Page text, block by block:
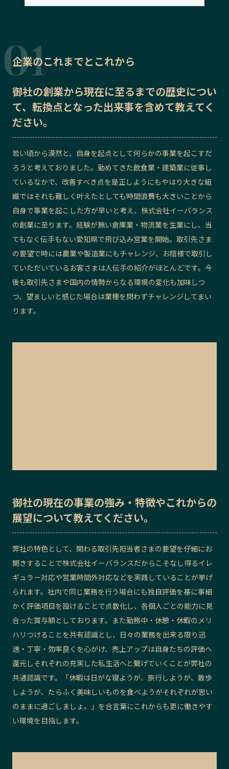
「人」から探す
記事ライター アンバサダー
お問い合わせ
企業のこれまでとこれから
御社の創業から現在に至るまでの歴史につい
て、転換点となった出来事を含めて教えてく
ださい。
若い頃から漠然と、自身を起点として何らかの事業を起こすだ
ろうと考えておりました。 勤めてきた飲食業・建築業に従事し
ているなかで、改善すべき点を是正しようにもやはり大きな組
織ではそれも難しく叶えたとしても時間浪費も大きいことから
自身で事業を起こした方が早いと考え、 株式会社イーバランス
の創業に至ります。経験が無い倉庫業・物流業を生業にし、当
てもなく伝手もない愛知県で飛び込み営業を開始。取引先さま
の要望で時には農業や製造業にもチャレンジ、お陰様で取引し
ていただいているお客さまは人伝手の紹介がほとんどです。今
後も取引先さまや国内の情勢からなる環境の変化も加味しつ
つ、望ましいと感じた場合は業種を問わずチャレンジしてまい
ります。
御社の現在の事業の強み・特徴やこれからの
展望について教えてください。
弊社の特色として、関わる取引先担当者さまの要望を仔細にお
聞きすることで株式会社イーバランスだからこそなし得るイレ
ギュラー対応や営業時間外対応などを実践していることが挙げ
られます。社内で同じ業務を行う場合にも独自評価を基に事細
かく評価項目を設けることで点数化し、各個人 ごとの能力に見
合った賞与額としております。また勤務中・休憩・休暇のメリ
ハリつけることを共有認識とし、日々の業務を出来る限り迅
速・丁寧・効率良くを心がけ、売上アップは自身たちの評価へ
還元しそれぞれの充実した私生活へと繋げていくことが弊社の
共通認識です。「休暇は日がな寝ようが、旅行しようが、散歩
しようが、たらふく美味しいものを食べようがそれぞれが思い
のままに過ごしましょ。」を合言葉にこれからも更に働きやす
い環境を目指します。